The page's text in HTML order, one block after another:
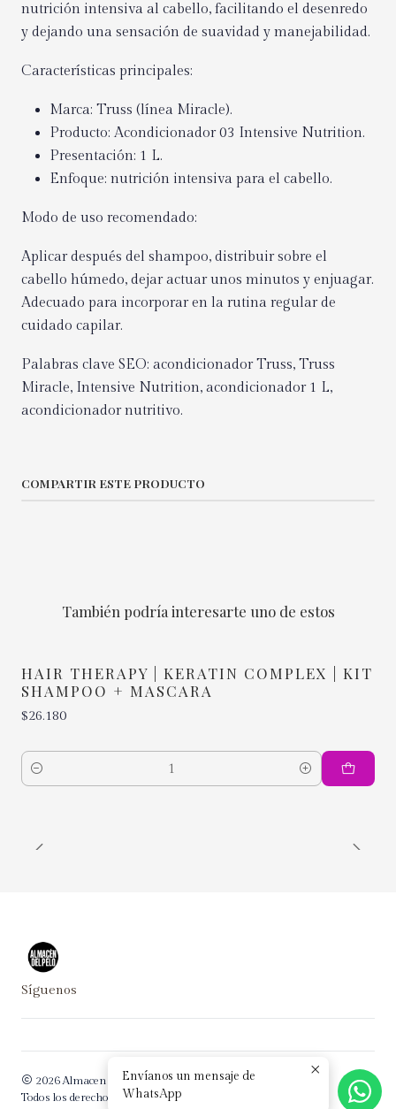
nutrición intensiva al cabello, facilitando el desenredo
y dejando una sensación de suavidad y manejabilidad.
Características principales:
Marca: Truss (línea Miracle).
Producto: Acondicionador 03 Intensive Nutrition.
Presentación: 1 L.
Enfoque: nutrición intensiva para el cabello.
Modo de uso recomendado:
Aplicar después del shampoo, distribuir sobre el
cabello húmedo, dejar actuar unos minutos y enjuagar.
Adecuado para incorporar en la rutina regular de
cuidado capilar.
Palabras clave SEO: acondicionador Truss, Truss
Miracle, Intensive Nutrition, acondicionador 1 L,
acondicionador nutritivo.
COMPARTIR ESTE PRODUCTO
También podría interesarte uno de estos
HAIR THERAPY | KERATIN COMPLEX | KIT
SHAMPOO + MASCARA
$26.180
Cantidad
Síguenos
2026 Almacen del Pelo.
Todos los derechos reservados.Desarrollado por Jumpseller
Envíanos un mensaje de
WhatsApp